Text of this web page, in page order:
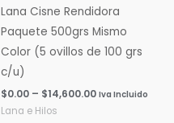
Lana Cisne Rendidora
Paquete 500grs Mismo
Color (5 ovillos de 100 grs
c/u)
$0.00 – $14,600.00 Iva Incluido
Lana e Hilos